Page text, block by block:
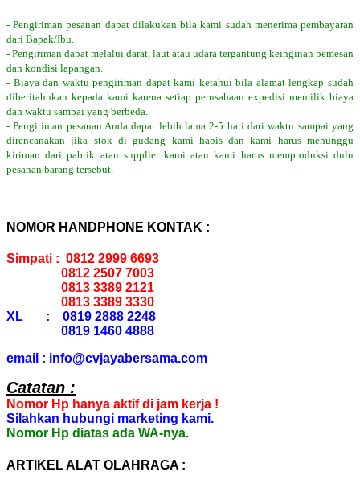
- Pengiriman pesanan dapat dilakukan bila kami sudah menerima pembayaran
dari Bapak/Ibu.
- Pengiriman dapat melalui darat, laut atau udara tergantung keinginan pemesan
dan kondisi lapangan.
- Biaya dan waktu pengiriman dapat kami ketahui bila alamat lengkap sudah
diberitahukan kepada kami karena setiap perusahaan expedisi memilik biaya
dan waktu sampai yang berbeda.
- Pengiriman pesanan Anda dapat lebih lama 2-5 hari dari waktu sampai yang
direncanakan jika stok di gudang kami habis dan kami harus menunggu
kiriman dari pabrik atau supplier kami atau kami harus memproduksi dulu
pesanan barang tersebut.
NOMOR HANDPHONE KONTAK :
Simpati : 0812 2999 6693
0812 2507 7003
0813 3389 2121
0813 3389 3330
XL : 0819 2888 2248
0819 1460 4888
email : info@cvjayabersama.com
Catatan :
Nomor Hp hanya aktif di jam kerja !
Silahkan hubungi marketing kami.
Nomor Hp diatas ada WA-nya.
ARTIKEL ALAT OLAHRAGA :